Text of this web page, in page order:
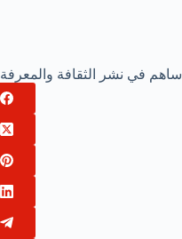
ساهم في نشر الثقافة والمعرفة